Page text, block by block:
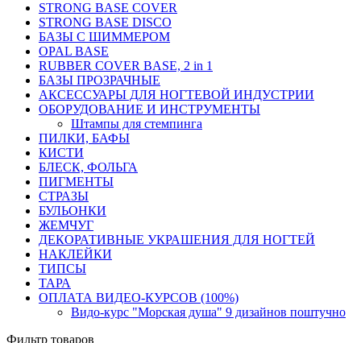
STRONG BASE COVER
STRONG BASE DISCO
БАЗЫ С ШИММЕРОМ
OPAL BASE
RUBBER COVER BASE, 2 in 1
БАЗЫ ПРОЗРАЧНЫЕ
АКСЕССУАРЫ ДЛЯ НОГТЕВОЙ ИНДУСТРИИ
ОБОРУДОВАНИЕ И ИНСТРУМЕНТЫ
Штампы для стемпинга
ПИЛКИ, БАФЫ
КИСТИ
БЛЕСК, ФОЛЬГА
ПИГМЕНТЫ
СТРАЗЫ
БУЛЬОНКИ
ЖЕМЧУГ
ДЕКОРАТИВНЫЕ УКРАШЕНИЯ ДЛЯ НОГТЕЙ
НАКЛЕЙКИ
ТИПСЫ
ТАРА
ОПЛАТА ВИДЕО-КУРСОВ (100%)
Видо-курс "Морская душа" 9 дизайнов поштучно
Фильтр товаров